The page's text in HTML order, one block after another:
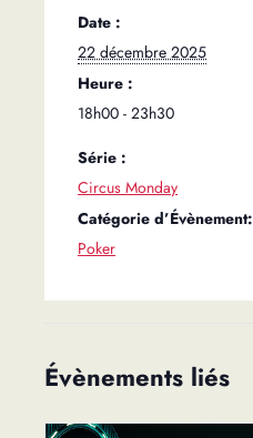
Date :
22 décembre 2025
Heure :
18h00 - 23h30
Série :
Circus Monday
Catégorie d’Évènement:
Poker
Évènements liés